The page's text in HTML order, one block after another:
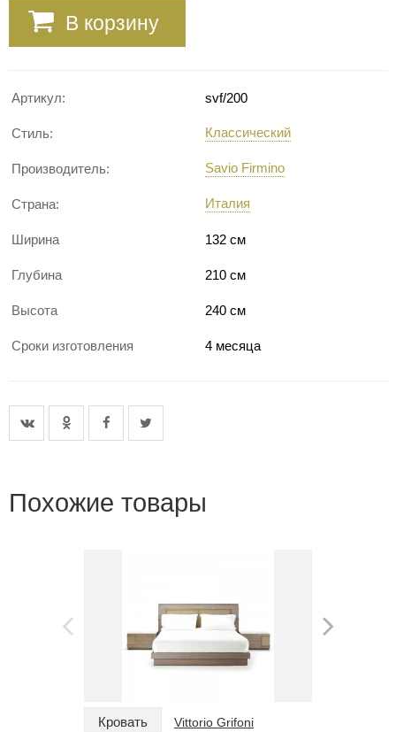
В корзину
Артикул: svf/200
Стиль: Классический
Производитель: Savio Firmino
Страна: Италия
Ширина 132 см
Глубина 210 см
Высота 240 см
Сроки изготовления 4 месяца
Похожие товары
Кровать Vittorio Grifoni